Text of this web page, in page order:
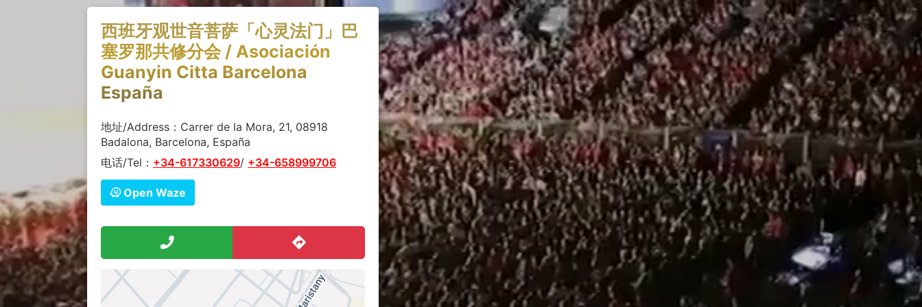
西班牙观世音菩萨「心灵法门」巴
塞罗那共修分会 / Asociación
Guanyin Citta Barcelona
España
地址/Address：Carrer de la Mora, 21, 08918
Badalona, Barcelona, España
电话/Tel： +34-617330629/ +34-658999706
Open Waze